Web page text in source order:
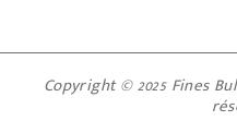
Copyright © 2025 Fines